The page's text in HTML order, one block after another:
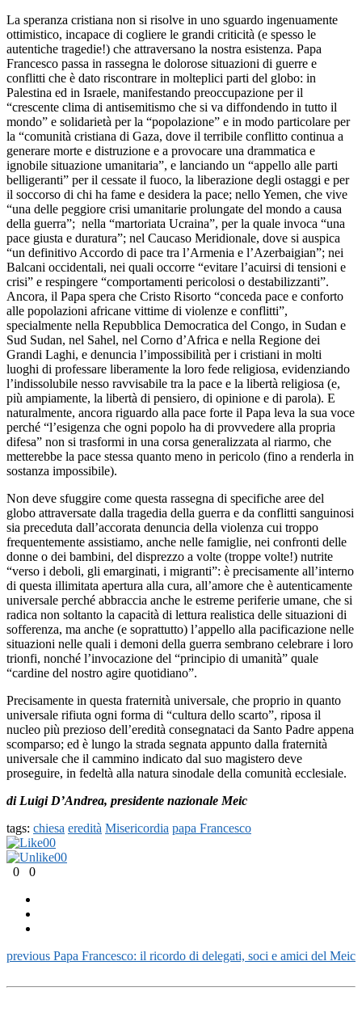
La speranza cristiana non si risolve in uno sguardo ingenuamente
ottimistico, incapace di cogliere le grandi criticità (e spesso le
autentiche tragedie!) che attraversano la nostra esistenza. Papa
Francesco passa in rassegna le dolorose situazioni di guerre e
conflitti che è dato riscontrare in molteplici parti del globo: in
Palestina ed in Israele, manifestando preoccupazione per il
“crescente clima di antisemitismo che si va diffondendo in tutto il
mondo” e solidarietà per la “popolazione” e in modo particolare per
la “comunità cristiana di Gaza, dove il terribile conflitto continua a
generare morte e distruzione e a provocare una drammatica e
ignobile situazione umanitaria”, e lanciando un “appello alle parti
belligeranti” per il cessate il fuoco, la liberazione degli ostaggi e per
il soccorso di chi ha fame e desidera la pace; nello Yemen, che vive
“una delle peggiore crisi umanitarie prolungate del mondo a causa
della guerra”; nella “martoriata Ucraina”, per la quale invoca “una
pace giusta e duratura”; nel Caucaso Meridionale, dove si auspica
“un definitivo Accordo di pace tra l’Armenia e l’Azerbaigian”; nei
Balcani occidentali, nei quali occorre “evitare l’acuirsi di tensioni e
crisi” e respingere “comportamenti pericolosi o destabilizzanti”.
Ancora, il Papa spera che Cristo Risorto “conceda pace e conforto
alle popolazioni africane vittime di violenze e conflitti”,
specialmente nella Repubblica Democratica del Congo, in Sudan e
Sud Sudan, nel Sahel, nel Corno d’Africa e nella Regione dei
Grandi Laghi, e denuncia l’impossibilità per i cristiani in molti
luoghi di professare liberamente la loro fede religiosa, evidenziando
l’indissolubile nesso ravvisabile tra la pace e la libertà religiosa (e,
più ampiamente, la libertà di pensiero, di opinione e di parola). E
naturalmente, ancora riguardo alla pace forte il Papa leva la sua voce
perché “l’esigenza che ogni popolo ha di provvedere alla propria
difesa” non si trasformi in una corsa generalizzata al riarmo, che
metterebbe la pace stessa quanto meno in pericolo (fino a renderla in
sostanza impossibile).
Non deve sfuggire come questa rassegna di specifiche aree del
globo attraversate dalla tragedia della guerra e da conflitti sanguinosi
sia preceduta dall’accorata denuncia della violenza cui troppo
frequentemente assistiamo, anche nelle famiglie, nei confronti delle
donne o dei bambini, del disprezzo a volte (troppe volte!) nutrite
“verso i deboli, gli emarginati, i migranti”: è precisamente all’interno
di questa illimitata apertura alla cura, all’amore che è autenticamente
universale perché abbraccia anche le estreme periferie umane, che si
radica non soltanto la capacità di lettura realistica delle situazioni di
sofferenza, ma anche (e soprattutto) l’appello alla pacificazione nelle
situazioni nelle quali i demoni della guerra sembrano celebrare i loro
trionfi, nonché l’invocazione del “principio di umanità” quale
“cardine del nostro agire quotidiano”.
Precisamente in questa fraternità universale, che proprio in quanto
universale rifiuta ogni forma di “cultura dello scarto”, riposa il
nucleo più prezioso dell’eredità consegnataci da Santo Padre appena
scomparso; ed è lungo la strada segnata appunto dalla fraternità
universale che il cammino indicato dal suo magistero deve
proseguire, in fedeltà alla natura sinodale della comunità ecclesiale.
di Luigi D’Andrea, presidente nazionale Meic
tags: chiesa eredità Misericordia papa Francesco
00
00
0
0
previous Papa Francesco: il ricordo di delegati, soci e amici del Meic